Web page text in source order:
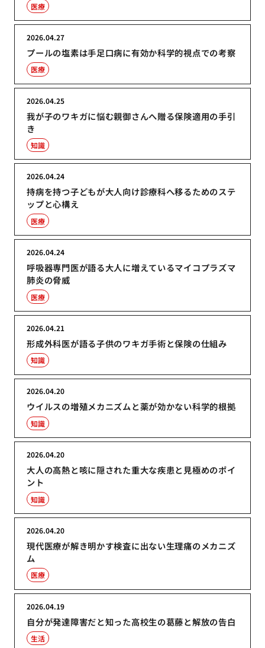
医療
プールの塩素は手足口病に有効か科学的視点での考察
2026.04.27
医療
我が子のワキガに悩む親御さんへ贈る保険適用の手引
き
2026.04.25
知識
持病を持つ子どもが大人向け診療科へ移るためのステ
ップと心構え
2026.04.24
医療
呼吸器専門医が語る大人に増えているマイコプラズマ
肺炎の脅威
2026.04.24
医療
形成外科医が語る子供のワキガ手術と保険の仕組み
2026.04.21
知識
ウイルスの増殖メカニズムと薬が効かない科学的根拠
2026.04.20
知識
大人の高熱と咳に隠された重大な疾患と見極めのポイ
ント
2026.04.20
知識
現代医療が解き明かす検査に出ない生理痛のメカニズ
ム
2026.04.20
医療
自分が発達障害だと知った高校生の葛藤と解放の告白
2026.04.19
生活